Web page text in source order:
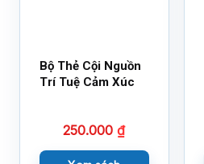
Bộ Thẻ Cội Nguồn
Trí Tuệ Cảm Xúc
250.000₫